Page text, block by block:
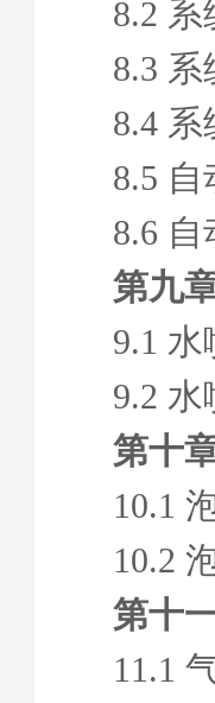
8.2
8.3
8.4
8.5
8.6
第九
9.1
9.2
第十
10.1
10.2
第十
11.1